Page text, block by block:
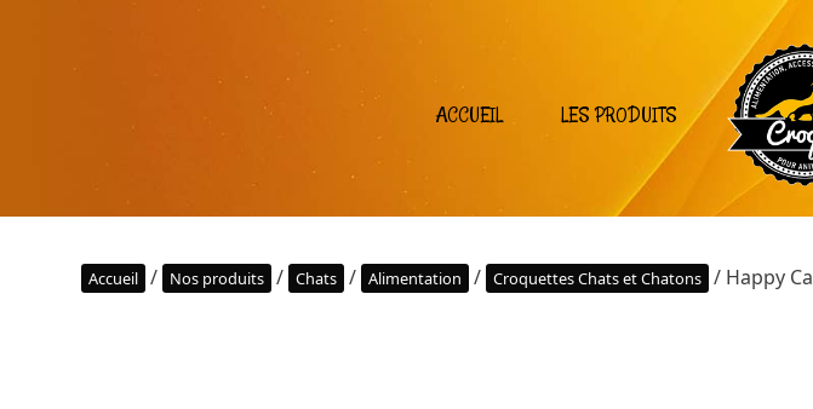
ACCUEIL LES PRODUITS
Accueil / Nos produits / Chats / Alimentation / Croquettes Chats et Chatons / Happy